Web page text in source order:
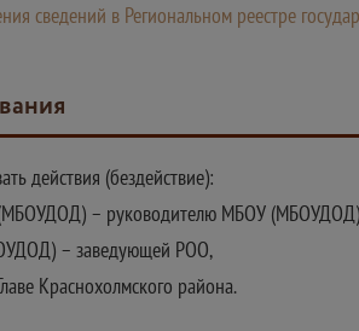
сведений в Региональном реестре
действия (бездействие):
– руководителю МБОУ
– заведующей РОО,
Краснохолмского района.